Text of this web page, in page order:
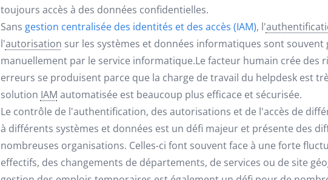
toujours accès à des données confidentielles.
Sans gestion centralisée des identités et des accès (IAM), l'
l'autorisation sur les systèmes et données informatiques sont souvent
manuellement par le service informatique.Le facteur humain crée des
erreurs se produisent parce que la charge de travail du helpdesk est
solution IAM automatisée est beaucoup plus efficace et sécurisée.
Le contrôle de l'authentification, des autorisations et de l'accès de
à différents systèmes et données est un défi majeur et présente des
nombreuses organisations. Celles-ci font souvent face à une forte
effectifs, des changements de départements, de services ou de site